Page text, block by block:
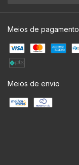
Meios de pagamento
Meios de envio